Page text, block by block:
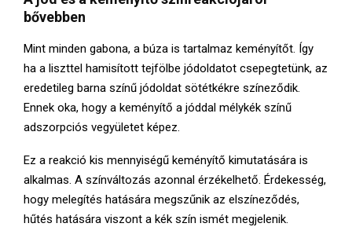
bővebben
Mint minden gabona, a búza is tartalmaz keményítőt. Így
ha a liszttel hamisított tejfölbe jódoldatot csepegtetünk, az
eredetileg barna színű jódoldat sötétkékre színeződik.
Ennek oka, hogy a keményítő a jóddal mélykék színű
adszorpciós vegyületet képez.
Ez a reakció kis mennyiségű keményítő kimutatására is
alkalmas. A színváltozás azonnal érzékelhető. Érdekesség,
hogy melegítés hatására megszűnik az elszíneződés,
hűtés hatására viszont a kék szín ismét megjelenik.